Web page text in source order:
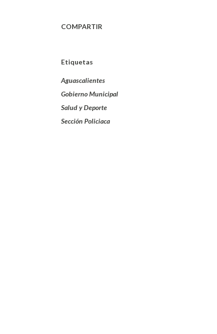
COMPARTIR
Etiquetas
Aguascalientes
Gobierno Municipal
Salud y Deporte
Sección Policiaca